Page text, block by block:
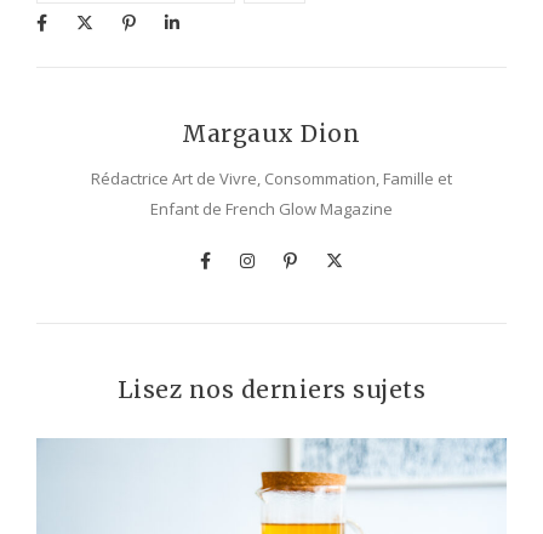
Margaux Dion
Rédactrice Art de Vivre, Consommation, Famille et
Enfant de French Glow Magazine
Lisez nos derniers sujets